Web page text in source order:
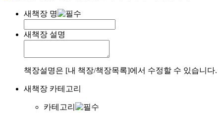
새책장 명
새책장 설명
책장설명은 [내 책장/책장목록]에서 수정할 수 있습니다.
새책장 카테고리
카테고리